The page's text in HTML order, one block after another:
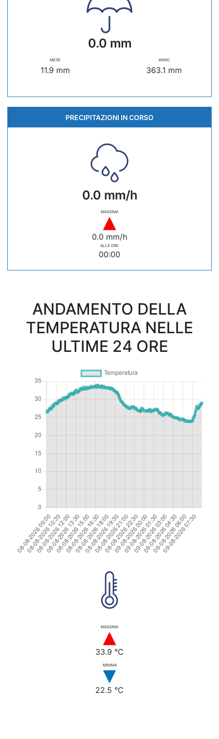
0.0 mm
MESE
11.9 mm
ANNO
363.1 mm
PRECIPITAZIONI IN CORSO
0.0 mm/h
MASSIMA
0.0 mm/h
ALLE ORE
00:00
ANDAMENTO DELLA
TEMPERATURA NELLE
ULTIME 24 ORE
MASSIMA
33.9 °C
MINIMA
22.5 °C